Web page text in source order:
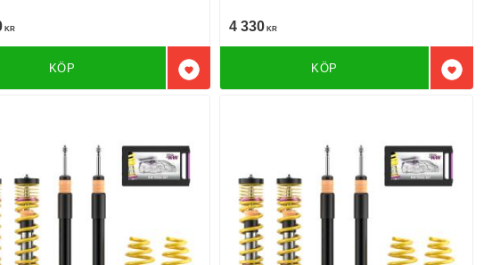
KR
Lägg till i favoriter
KÖP
4 330 KR
Lägg
KÖP